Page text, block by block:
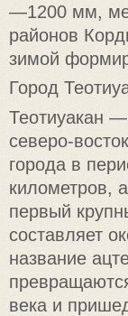
—1200 мм,
районов
зимой
Город
Теотиуакан
северо-
города в
километров,
первый
составляет
название
века и